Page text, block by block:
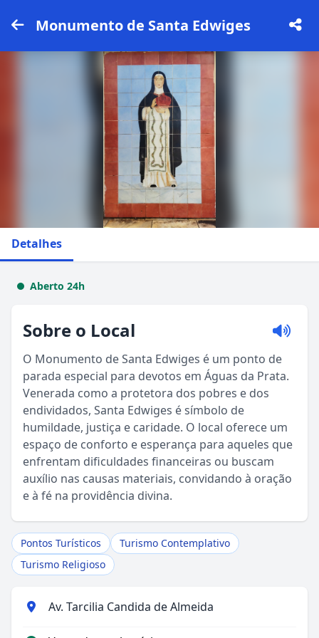
Monumento de Santa Edwiges
Detalhes
Aberto 24h
Sobre o Local
O Monumento de Santa Edwiges é um ponto de
parada especial para devotos em Águas da Prata.
Venerada como a protetora dos pobres e dos
endividados, Santa Edwiges é símbolo de
humildade, justiça e caridade. O local oferece um
espaço de conforto e esperança para aqueles que
enfrentam dificuldades financeiras ou buscam
auxílio nas causas materiais, convidando à oração
e à fé na providência divina.
Pontos Turísticos
Turismo Contemplativo
Turismo Religioso
Av. Tarcilia Candida de Almeida
Sou Turista em Águas da Prata
Sou Morador